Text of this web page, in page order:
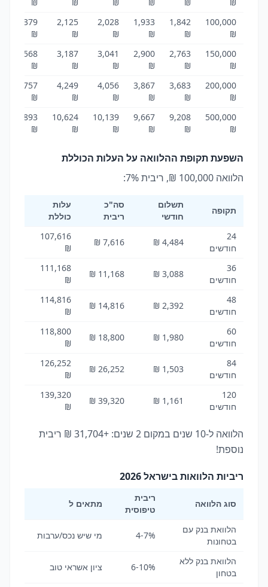
100,000
₪
1,842
₪
1,933
₪
2,028
₪
2,125
₪
2,379
₪
150,000
₪
2,763
₪
2,900
₪
3,041
₪
3,187
₪
3,568
₪
200,000
₪
3,683
₪
3,867
₪
4,056
₪
4,249
₪
4,757
₪
500,000
₪
9,208
₪
9,667
₪
10,139
₪
10,624
₪
11,893
₪
השפעת תקופת ההלוואה על העלות הכוללת
הלוואה 100,000 ₪, ריבית 7%:
תקופה
תשלום
חודשי
סה"כ
ריבית
עלות
כוללת
24
חודשים
4,484 ₪
7,616 ₪
107,616
₪
36
חודשים
3,088 ₪
11,168 ₪
111,168
₪
48
חודשים
2,392 ₪
14,816 ₪
114,816
₪
60
חודשים
1,980 ₪
18,800 ₪
118,800
₪
84
חודשים
1,503 ₪
26,252 ₪
126,252
₪
120
חודשים
1,161 ₪
39,320 ₪
139,320
₪
הלוואה ל-10 שנים במקום 2 שנים: +31,704 ₪ ריבית
נוספת!
ריביות הלוואות בישראל 2026
סוג הלוואה
ריבית
טיפוסית
מתאים ל
הלוואת בנק עם
בטחונות
4-7% מי שיש נכס/ערבות
הלוואת בנק ללא
בטחון
6-10% ציון אשראי טוב